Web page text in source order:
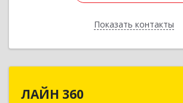
Показать контакты
Назад
ЛАЙН 360